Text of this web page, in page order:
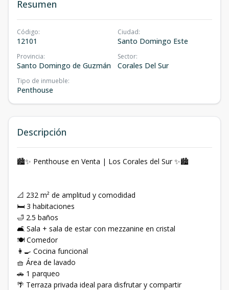
Resumen
Código:
12101
Ciudad:
Santo Domingo Este
Provincia:
Santo Domingo de Guzmán
Sector:
Corales Del Sur
Tipo de inmueble:
Penthouse
Descripción
🏙️✨ Penthouse en Venta | Los Corales del Sur ✨🏙️
📐 232 m² de amplitud y comodidad
🛏️ 3 habitaciones
🛁 2.5 baños
🛋️ Sala + sala de estar con mezzanine en cristal
🍽️ Comedor
👩‍🍳 Cocina funcional
🧺 Área de lavado
🚗 1 parqueo
🌴 Terraza privada ideal para disfrutar y compartir